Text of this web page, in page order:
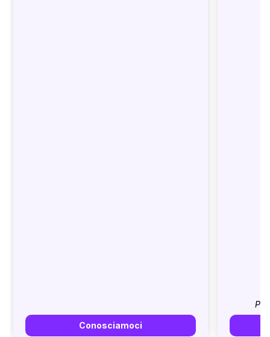
Conosciamoci